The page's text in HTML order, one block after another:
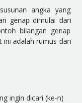
angka yang
genap dimulai dari
bilangan genap
ini adalah rumus dari
ingin dicari (ke-n)